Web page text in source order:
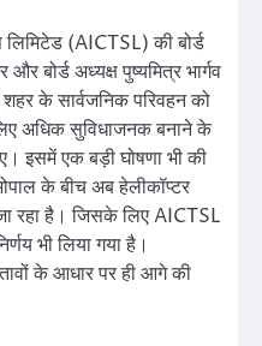
लिमिटेड (AICTSL) की बोर्ड
बोर्ड अध्यक्ष पुष्यमित्र भार्गव
के सार्वजनिक परिवहन को
अधिक सुविधाजनक बनाने के
इसमें एक बड़ी घोषणा भी की
के बीच अब हेलीकॉप्टर
रहा है। जिसके लिए AICTSL
भी लिया गया है।
के आधार पर ही आगे की